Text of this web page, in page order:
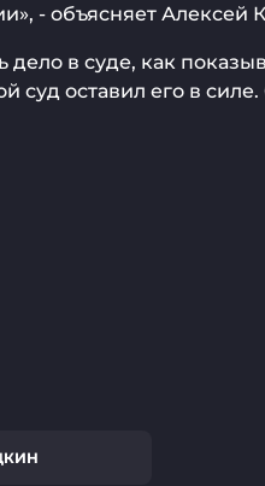
- объясняет Алексей
в суде, как
оставил его в